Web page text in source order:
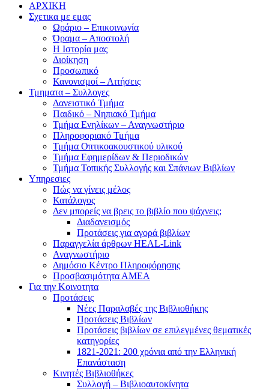
ΑΡΧΙΚΗ
Σχετικα με εμας
Ωράριο – Επικοινωνία
Όραμα – Αποστολή
Η Ιστορία μας
Διοίκηση
Προσωπικό
Κανονισμοί – Αιτήσεις
Τμηματα – Συλλογες
Δανειστικό Τμήμα
Παιδικό – Νηπιακό Τμήμα
Τμήμα Ενηλίκων – Αναγνωστήριο
Πληροφοριακό Τμήμα
Τμήμα Οπτικοακουστικού υλικού
Τμήμα Εφημερίδων & Περιοδικών
Τμήμα Τοπικής Συλλογής και Σπάνιων Βιβλίων
Υπηρεσιες
Πώς να γίνεις μέλος
Κατάλογος
Δεν μπορείς να βρεις το βιβλίο που ψάχνεις;
Διαδανεισμός
Προτάσεις για αγορά βιβλίων
Παραγγελία άρθρων HEAL-Link
Αναγνωστήριο
Δημόσιο Κέντρο Πληροφόρησης
Προσβασιμότητα ΑΜΕΑ
Για την Κοινοτητα
Προτάσεις
Νέες Παραλαβές της Βιβλιοθήκης
Προτάσεις Βιβλίων
Προτάσεις βιβλίων σε επιλεγμένες θεματικές
κατηγορίες
1821-2021: 200 χρόνια από την Ελληνική
Επανάσταση
Κινητές Βιβλιοθήκες
Συλλογή – Βιβλιοαυτοκίνητα